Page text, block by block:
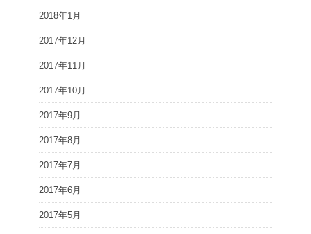
2018年1月
2017年12月
2017年11月
2017年10月
2017年9月
2017年8月
2017年7月
2017年6月
2017年5月